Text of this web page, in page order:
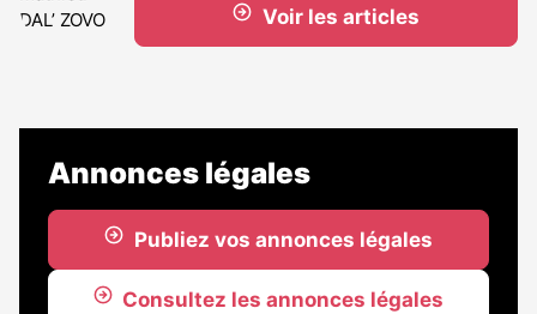
Voir les articles
Annonces légales
Publiez vos annonces légales
Consultez les annonces légales